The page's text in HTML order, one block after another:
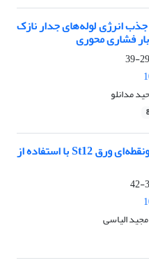
انرژی لوله‌های جدار نازک
فشاری محوری
29-39
مدانلو
مطالعه تجربی شکل‌دهی تدریجی دونقطه‌ای ورق St12 با استفاده از
الیاسی